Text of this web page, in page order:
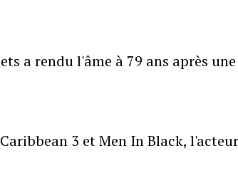
a rendu l'âme à 79 ans après une
3 et Men In Black, l'acteur